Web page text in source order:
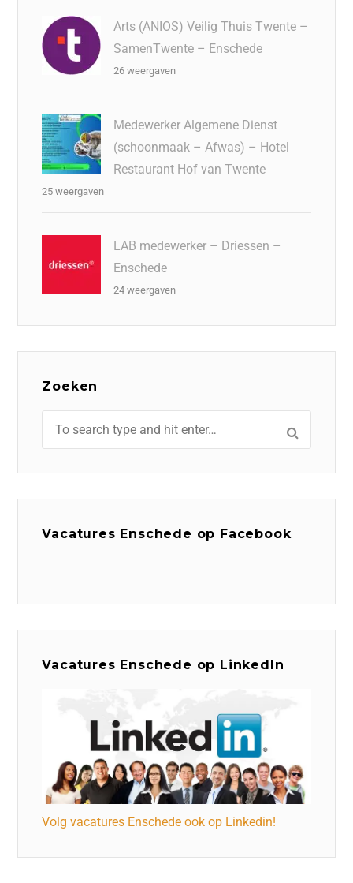
Arts (ANIOS) Veilig Thuis Twente –
SamenTwente – Enschede
26 weergaven
Medewerker Algemene Dienst
(schoonmaak – Afwas) – Hotel
Restaurant Hof van Twente
25 weergaven
LAB medewerker – Driessen –
Enschede
24 weergaven
Zoeken
Vacatures Enschede op Facebook
Vacatures Enschede op LinkedIn
Volg vacatures Enschede ook op Linkedin!